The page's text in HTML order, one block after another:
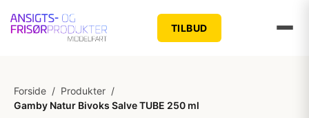
TILBUD
Forside / Produkter /
Gamby Natur Bivoks Salve TUBE 250 ml